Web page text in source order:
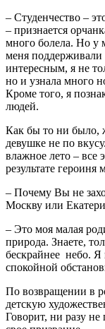
– Студенчество –
– признается
много болела. Но у
меня поддерживали
интересным, я не
но и узнала много
Кроме того, я
людей.
Как бы то ни было,
девушке не по
влажное лето – все
результате героиня
– Почему Вы не
Москву или
– Это моя малая
природа. Знаете,
бескрайнее небо. Я
спокойной
По возвращении в
детскую
Говорит, ни разу